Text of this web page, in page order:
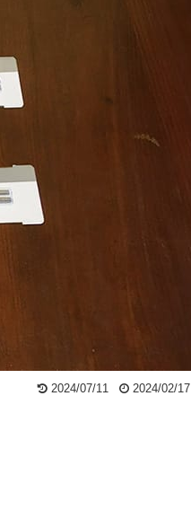
2024/07/11 2024/02/17